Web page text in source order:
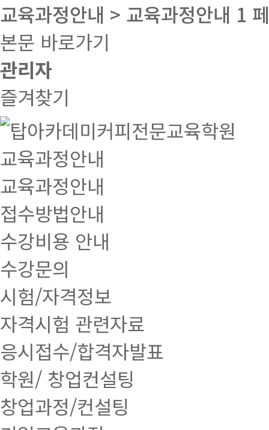
교육과정안내 > 교육과정안내 1
본문 바로가기
관리자
즐겨찾기
교육과정안내
교육과정안내
접수방법안내
수강비용 안내
수강문의
시험/자격정보
자격시험 관련자료
응시접수/합격자발표
학원/ 창업컨설팅
창업과정/컨설팅